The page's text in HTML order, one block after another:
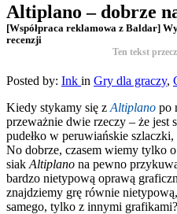
Altiplano – dobrze
[Współpraca reklamowa z Baldar]
recenzji
Ten tekst
Posted by: Ink in Gry dla graczy,
Kiedy stykamy się z Altiplano po
przeważnie dwie rzeczy – że jest
pudełko w peruwiańskie
No dobrze, czasem wiemy tylko
siak Altiplano na pewno
bardzo nietypową oprawą
znajdziemy grę równie
samego, tylko z innymi grafikami?